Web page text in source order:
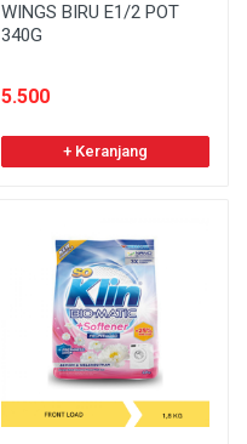
WINGS BIRU E1/2 POT
340G
5.500
+ Keranjang